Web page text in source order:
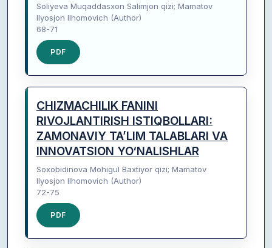
Soliyeva Muqaddasxon Salimjon qizi; Mamatov
Ilyosjon Ilhomovich (Author)
68-71
PDF
CHIZMACHILIK FANINI
RIVOJLANTIRISH ISTIQBOLLARI:
ZAMONAVIY TA’LIM TALABLARI VA
INNOVATSION YO‘NALISHLAR
Soxobidinova Mohigul Baxtiyor qizi; Mamatov
Ilyosjon Ilhomovich (Author)
72-75
PDF